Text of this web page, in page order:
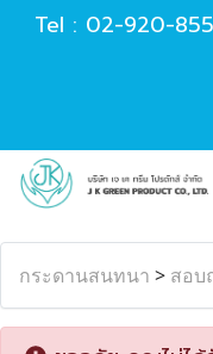
Tel : 02-920-
กระดานสนทนา > สอบ